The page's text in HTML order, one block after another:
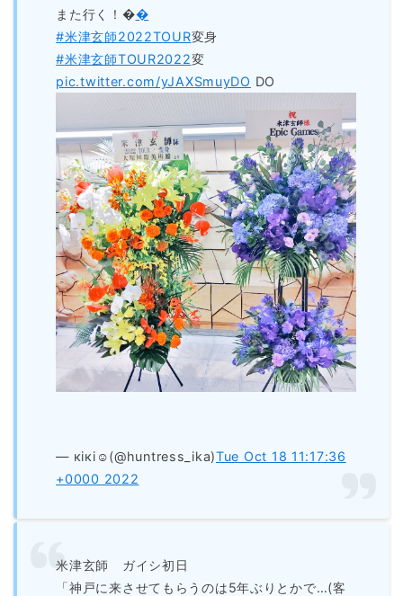
また行く！��
#米津玄師2022TOUR変身
#米津玄師TOUR2022変
pic.twitter.com/yJAXSmuyDO DO
— кiкi☺︎︎(@huntress_ika)Tue Oct 18 11:17:36
+0000 2022
米津玄師 ガイシ初日
「神戸に来させてもらうのは5年ぶりとかで…(客